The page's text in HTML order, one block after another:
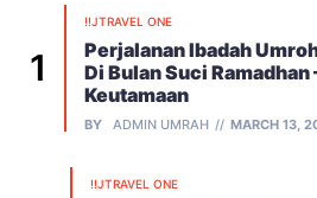
!!JTRAVEL ONE
Perjalanan Ibadah
Di Bulan Suci Ramadhan
Keutamaan
BY ADMIN UMRAH MARCH 13,
!!JTRAVEL ONE